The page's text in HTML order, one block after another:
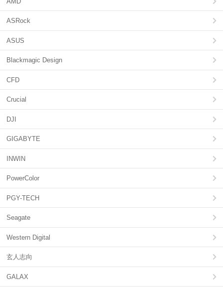
ASRock
ASUS
Blackmagic Design
CFD
Crucial
DJI
GIGABYTE
INWIN
PowerColor
PGY-TECH
Seagate
Western Digital
玄人志向
GALAX